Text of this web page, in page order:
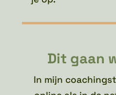
Dit gaan
In mijn